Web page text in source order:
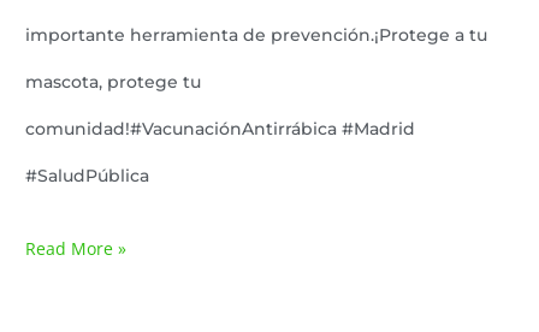
importante herramienta de prevención.¡Protege a tu
mascota, protege tu
comunidad!#VacunaciónAntirrábica #Madrid
#SaludPública
Read More »